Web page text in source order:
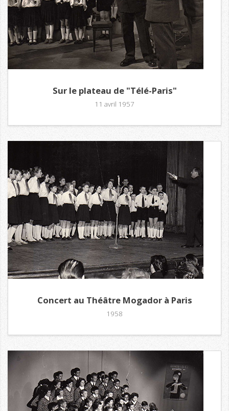
Sur le plateau de "Télé-Paris"
11 avril 1957
Concert au Théâtre Mogador à Paris
1958